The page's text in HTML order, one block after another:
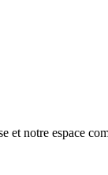
et notre espace